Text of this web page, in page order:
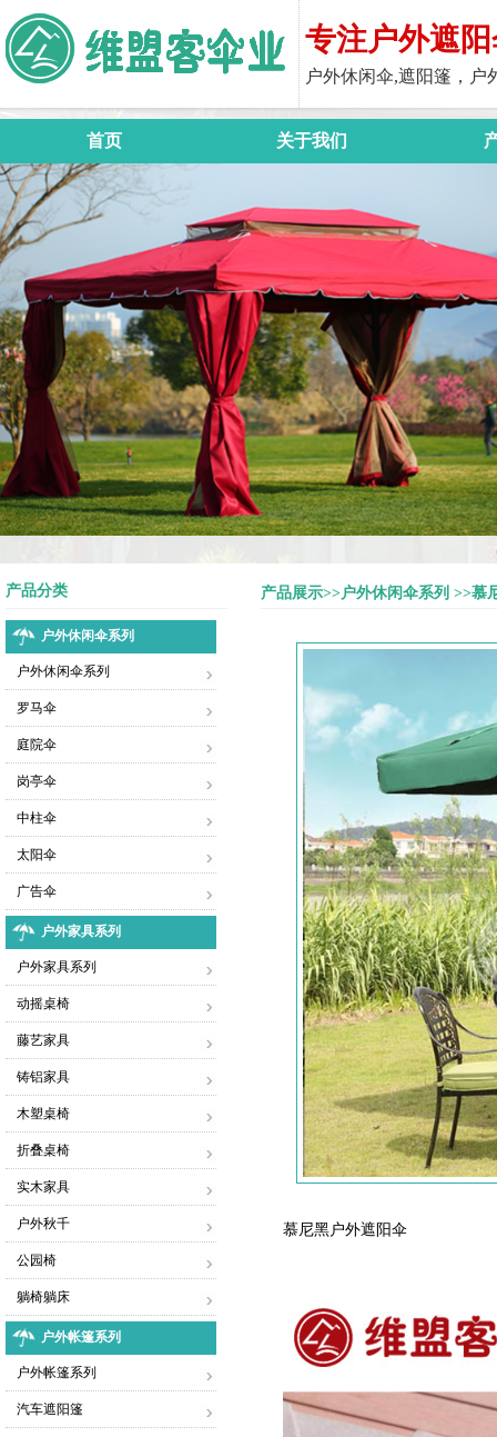
专注户外遮
户外休闲伞,遮阳篷，户
首页 关于我们
产品分类
户外休闲伞系列
户外休闲伞系列
罗马伞
庭院伞
岗亭伞
中柱伞
太阳伞
广告伞
户外家具系列
户外家具系列
动摇桌椅
藤艺家具
铸铝家具
木塑桌椅
折叠桌椅
实木家具
户外秋千
公园椅
躺椅躺床
户外帐篷系列
户外帐篷系列
汽车遮阳篷
产品展示>>户外休闲伞系列 >>慕
慕尼黑户外遮阳伞